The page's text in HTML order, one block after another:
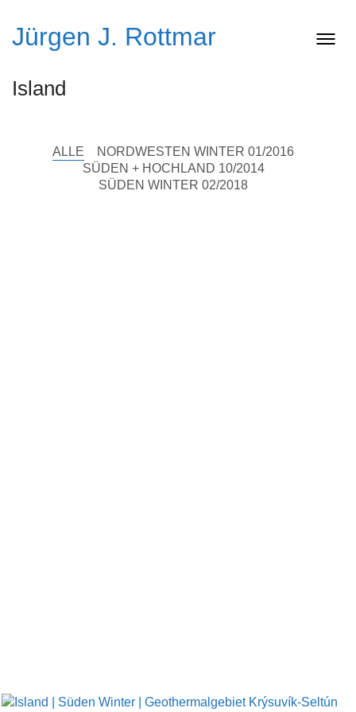
Jürgen J. Rottmar
Island
ALLE
NORDWESTEN WINTER 01/2016
SÜDEN + HOCHLAND 10/2014
SÜDEN WINTER 02/2018